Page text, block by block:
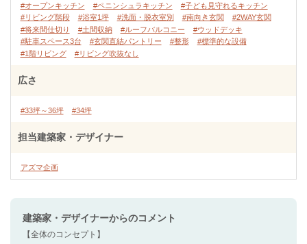
#オープンキッチン #ペニンシュラキッチン
#子ども見守れるキッチン
#リビング階段
#浴室1坪 #洗面・脱衣室別 #南向き玄関
#2WAY玄関
#将来間仕切り
#土間収納 #ルーフバルコニー
#ウッドデッキ
#駐車スペース3台
#玄関直結パントリー #整形
#標準的な設備
#1階リビング
#リビング吹抜なし
広さ
#33坪～36坪 #34坪
担当建築家・デザイナー
アズマ企画
建築家・デザイナーからのコメント
【全体のコンセプト】